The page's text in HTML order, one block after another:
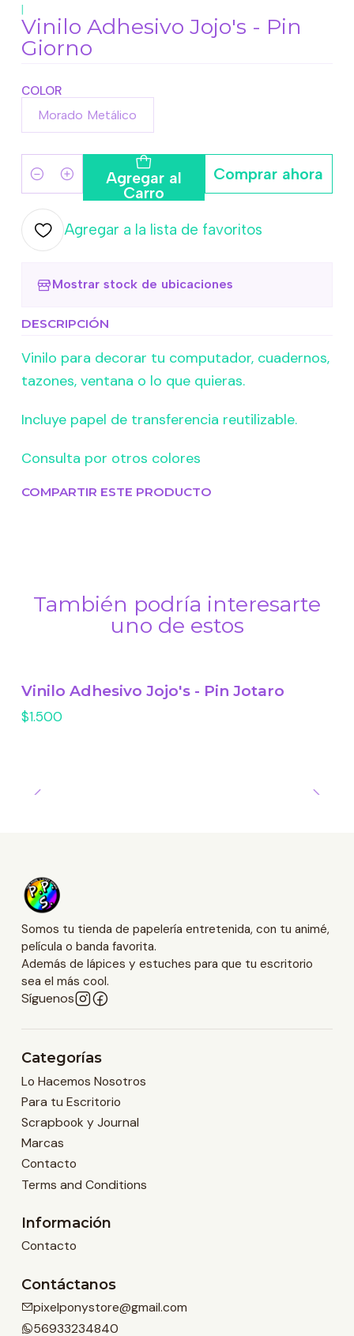
|
Vinilo Adhesivo Jojo's - Pin
Giorno
COLOR
Morado Metálico
Cantidad Agregar al
Carro
Comprar ahora
Agregar a la lista de favoritos
Mostrar stock de ubicaciones
DESCRIPCIÓN
Vinilo para decorar tu computador, cuadernos,
tazones, ventana o lo que quieras.
Incluye papel de transferencia reutilizable.
Consulta por otros colores
COMPARTIR ESTE PRODUCTO
También podría interesarte
uno de estos
Vinilo Adhesivo Jojo's - Pin Jotaro
$1.500
Somos tu tienda de papelería entretenida, con tu animé,
película o banda favorita.
Además de lápices y estuches para que tu escritorio
sea el más cool.
Síguenos
Categorías
Lo Hacemos Nosotros
Para tu Escritorio
Scrapbook y Journal
Marcas
Contacto
Terms and Conditions
Información
Contacto
Contáctanos
pixelponystore@gmail.com
56933234840